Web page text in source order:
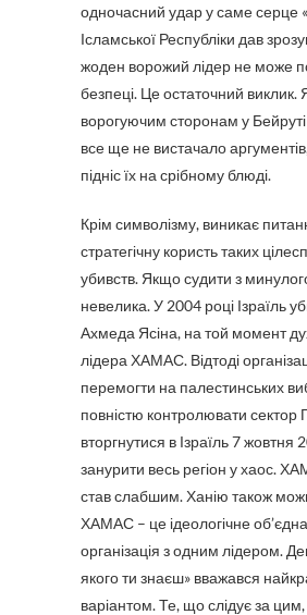
одночасний удар у саме серце
Ісламської Республіки дав
жоден ворожий лідер не може
безпеці. Це остаточний виклик.
ворогуючим сторонам у Бейруті
все ще не вистачало
підніс їх на срібному блюді.
Крім символізму, виникає
стратегічну користь таких
убивств. Якщо судити з
невелика. У 2004 році Ізраїль
Ахмеда Ясіна, на той момент
лідера ХАМАС. Відтоді
перемогти на палестинських
повністю контролювати сектор
вторгнутися в Ізраїль 7 жовтня
занурити весь регіон у хаос.
став слабшим. Ханію також
ХАМАС – це ідеологічне
організація з одним лідером.
якого ти знаєш» вважався
варіантом. Те, що слідує за